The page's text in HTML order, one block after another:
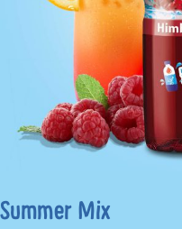
Summer Mix